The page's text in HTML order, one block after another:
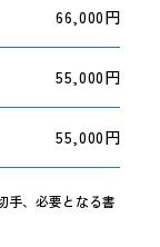
66,000円～
55,000円～
55,000円～
手、必要となる書